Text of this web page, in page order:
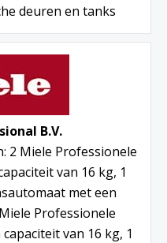
deuren en tanks
B.V.
2 Miele Professionele
van 16 kg, 1
met een
Professionele
van 16 kg, 1